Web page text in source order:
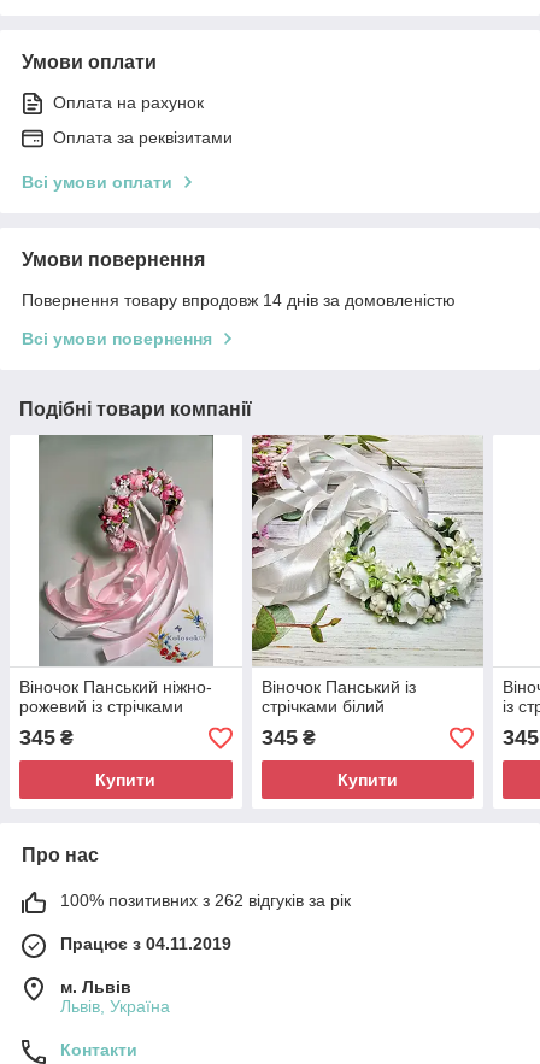
Умови оплати
Оплата на рахунок
Оплата за реквізитами
Всі умови оплати
Умови повернення
Повернення товару впродовж 14 днів за домовленістю
Всі умови повернення
Подібні товари компанії
Віночок Панський ніжно-
рожевий із стрічками
345 ₴
Купити
Віночок Панський із
стрічками білий
345₴
Купити
із
345
Про нас
100% позитивних з 262 відгуків за рік
Працює з 04.11.2019
м. Львів
Львів, Україна
Контакти